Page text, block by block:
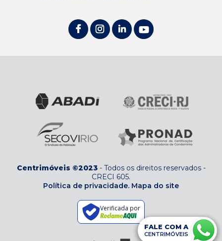
Centrimóveis ©2023- Todos os direitos reservados-
CRECI 605.
Política de privacidade. Mapa do site
Verificada por
FALE COM A
CENTRIMÓVEIS